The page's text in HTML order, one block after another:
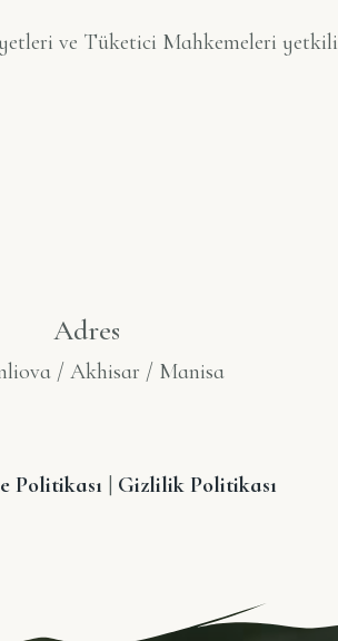
ve Tüketici Mahkemeleri
Adres
/ Akhisar / Manisa
Politikası Gizlilik Politikası